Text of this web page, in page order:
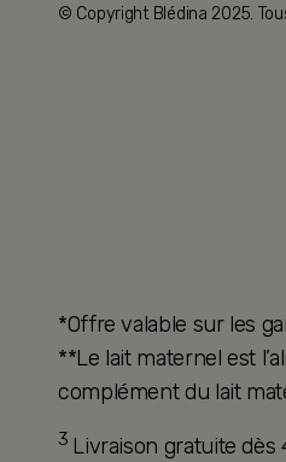
© Copyright Blédina 2025.
*Offre valable sur les
**Le lait maternel est
complément du lait
3 Livraison gratuite dès